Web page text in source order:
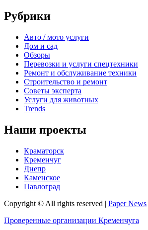
Рубрики
Авто / мото услуги
Дом и сад
Обзоры
Перевозки и услуги спецтехники
Ремонт и обслуживание техники
Строительство и ремонт
Советы эксперта
Услуги для животных
Trends
Наши проекты
Краматорск
Кременчуг
Днепр
Каменское
Павлоград
Copyright © All rights reserved | Paper News
Проверенные организации Кременчуга